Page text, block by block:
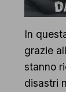
In
grazie
stanno
disastri